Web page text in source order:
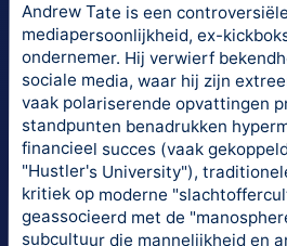
Andrew Tate is een controversiële
mediapersoonlijkheid, ex-
ondernemer. Hij verwierf
sociale media, waar hij zijn
vaak polariserende opvattingen
standpunten benadrukken
financieel succes (vaak
"Hustler's University"),
kritiek op moderne
geassocieerd met de
subcultuur die mannelijkheid en